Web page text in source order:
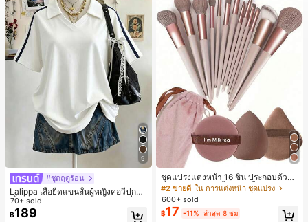
9
#ชุดฤดูร้อน
Lalippa เสื้อยืดแขนสั้นผู้หญิงคอวีปกคอ
เสื้อไหล่ตก สายถัก งานคราฟต์แฟชั่นมิ
นิมอล ของขวัญสำหรับเพื่อน
70+ sold
฿189
ชุดแปรงแต่งหน้า 16 ชิ้น ประกอบด้วยแ
ปรงแต่งหน้า 13 ชิ้น, ฟองน้ำแต่งหน้ารู
ปหยดน้ำ 1 ชิ้น, แปรงแป้งรองพื้นกลม 1
ชิ้น และฟองน้ำแต่งหน้ารูปสามเหลี่ยม
1 ชิ้น - ชุดคลาสสิก ทำจากขนสังเคราะ
#2 ขายดี ใน การแต่งหน้า ชุดแปรง
600+ sold
฿17 -11% ล่าสุด 8 ชม